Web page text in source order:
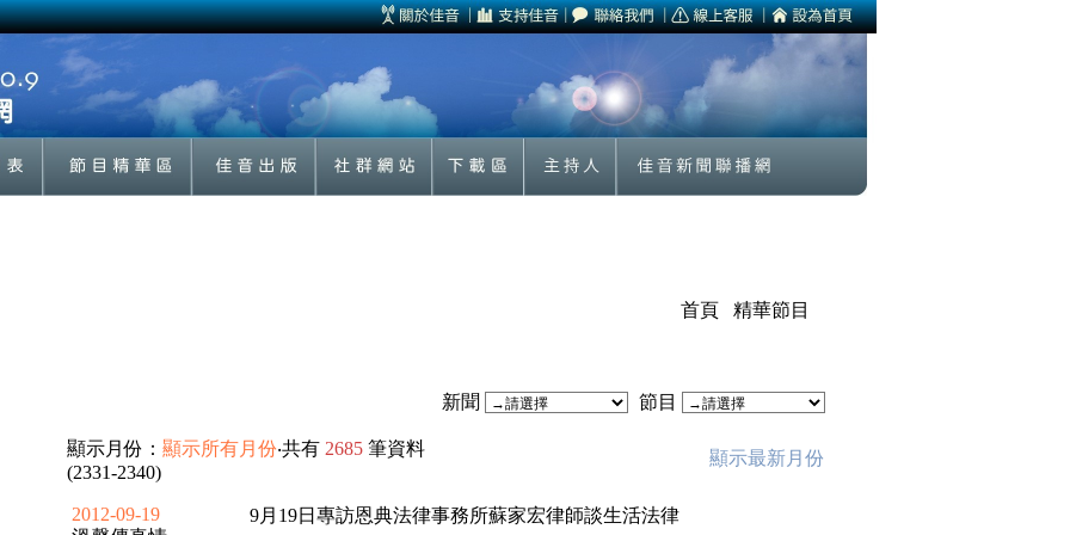
首頁 精華節目
新聞 節目
顯示月份： 顯示所有月份‧共有 2685筆資料
(2331-2340)
顯示最新月份
2012-09-19
9月19日專訪恩典法律事務所蘇家宏律師談生活法律